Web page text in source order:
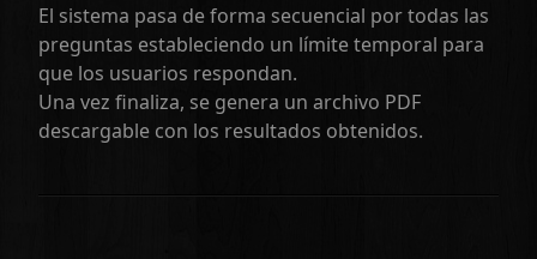
El sistema pasa de forma secuencial por todas las
preguntas estableciendo un límite temporal para
que los usuarios respondan.
Una vez finaliza, se genera un archivo PDF
descargable con los resultados obtenidos.